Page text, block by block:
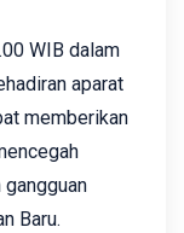
WIB dalam
aparat
memberikan
gangguan
Baru.